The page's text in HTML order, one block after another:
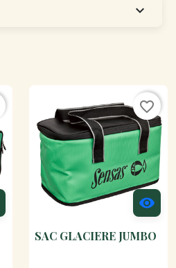
expand_more

favorite_border
SAC GLACIERE JUMBO